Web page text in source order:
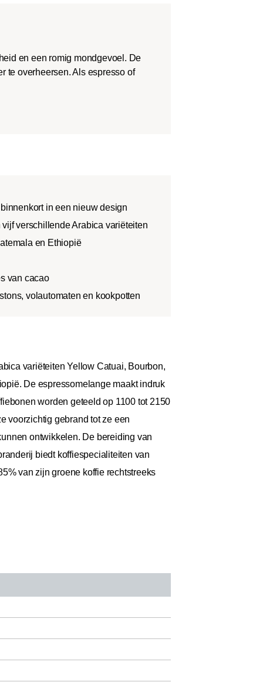
en een romig mondgevoel. De
te overheersen. Als espresso of
in een nieuw design
verschillende Arabica variëteiten
en Ethiopië
van cacao
volautomaten en kookpotten
variëteiten Yellow Catuai, Bourbon,
De espressomelange maakt indruk
worden geteeld op 1100 tot 2150
voorzichtig gebrand tot ze een
ontwikkelen. De bereiding van
biedt koffiespecialiteiten van
van zijn groene koffie rechtstreeks